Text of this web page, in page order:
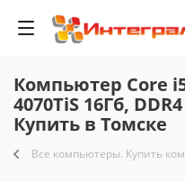
Компьютер Core i5
4070TiS 16Гб,
Купить в Томске
Все компьютеры. Купить